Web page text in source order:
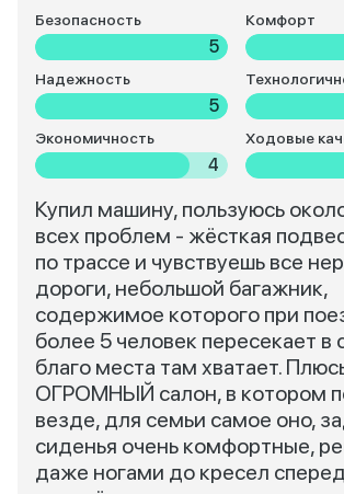
Безопасность
5
Комфорт
Надежность
5
Экономичность
4
Ходовые
Купил машину, пользуюсь
всех проблем - жёсткая
по трассе и чувствуешь все
дороги, небольшой багажник,
содержимое которого при
более 5 человек пересекает в
благо места там хватает.
ОГРОМНЫЙ салон, в котором
везде, для семьи самое оно,
сиденья очень комфортные,
даже ногами до кресел